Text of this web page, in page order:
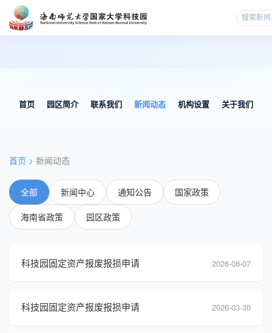
首页 园区简介 联系我们 新闻动态 机构设置 关于我们
首页 > 新闻动态
全部 新闻中心 通知公告 国家政策
海南省政策 园区政策
科技园固定资产报废报损申请 2026-08-07
科技园固定资产报废报损申请 2026-03-30